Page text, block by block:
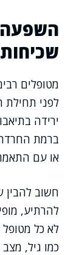
השפעה
שכיחות
מטופלים
לפני תחילת
ירידה
ברמת החרדה
או עם
חשוב להבין
להרתיע,
לא כל מטופל
כמו גיל, מצב